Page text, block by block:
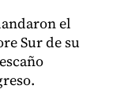
el
Sur de su